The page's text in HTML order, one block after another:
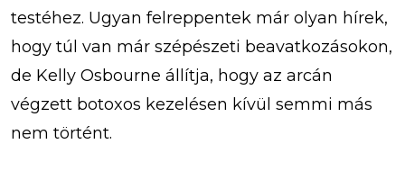
testéhez. Ugyan felreppentek már olyan hírek,
hogy túl van már szépészeti beavatkozásokon,
de Kelly Osbourne állítja, hogy az arcán
végzett botoxos kezelésen kívül semmi más
nem történt.